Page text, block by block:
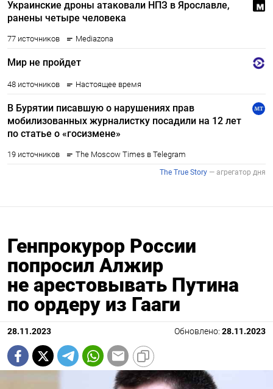
Генпрокурор России
попросил Алжир
не арестовывать Путина
по ордеру из Гааги
28.11.2023 Обновлено: 28.11.2023